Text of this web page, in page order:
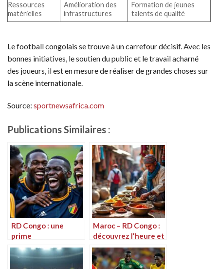
Ressources
matérielles
Amélioration des
infrastructures
Formation de jeunes
talents de qualité
Le football congolais se trouve à un carrefour décisif. Avec les
bonnes initiatives, le soutien du public et le travail acharné
des joueurs, il est en mesure de réaliser de grandes choses sur
la scène internationale.
Source: sportnewsafrica.com
Publications Similaires :
RD Congo : une
prime
exceptionnelle
promise aux joueurs
en cas de
Maroc – RD Congo :
découvrez l’heure et
la chaîne de
diffusion